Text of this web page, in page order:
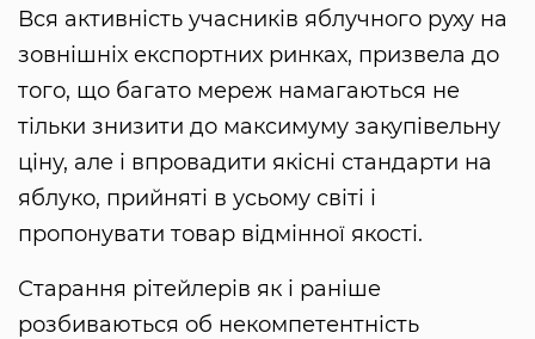
Вся активність учасників яблучного руху на
зовнішніх експортних ринках, призвела до
того, що багато мереж намагаються не
тільки знизити до максимуму закупівельну
ціну, але і впровадити якісні стандарти на
яблуко, прийняті в усьому світі і
пропонувати товар відмінної якості.
Старання рітейлерів як і раніше
розбиваються об некомпетентність